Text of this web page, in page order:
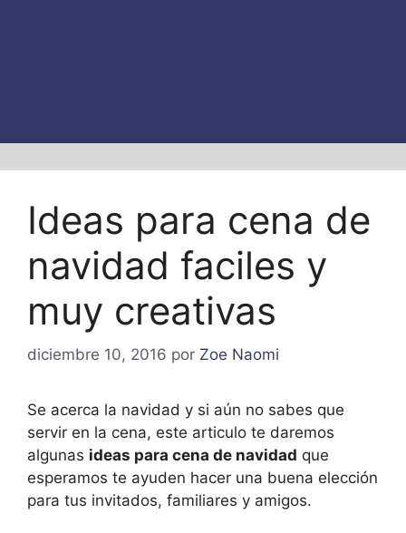
Ideas para cena de
navidad faciles y
muy creativas
diciembre 10, 2016 por Zoe Naomi
Se acerca la navidad y si aún no sabes que
servir en la cena, este articulo te daremos
algunas ideas para cena de navidad que
esperamos te ayuden hacer una buena elección
para tus invitados, familiares y amigos.